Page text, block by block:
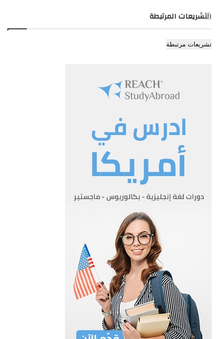
تخصص القروض والمساعدات المالية الانمائية المتعاقد عليها لتمويل
مشاريع محددة في هذا القانون ، ويستثنى من ذلك اتفاقيات
أ- يتم الانفاق من المخصصات المرصودة في هذا القانون بناء على
اوامر مالية عامة او خاصة وبموجب حوالات مالية شهرية
مصدقة من قبل مدير عام دائرة الموازنة العامة.
?ب- يجوز اصدار حوالات مالية بمخصصات اكثر من شهر واحد
للنفقات الجارية او الرأسمالية اذا توفرت اسباب خاصة لتجاوز
مخصصات الشهر الواحد.
?ج- اذا انيط تنفيذ أي عمل وردت مخصصاته في فصل وزارة او دائرة
اخرى ، تنقل صلاحية الانفاق من المخصصات الواردة في الحوالة
المالية المصدقة الى المسؤول عن الانفاق في الوزارة او
الدائرة او الجهة الرسمية الاخرى المنفذة بموجب حوالة نقل عهدة
مصدقة من مدير عام دائرة الموازنة العامة.
?د- لا يجوز استعمال المخصصات المرصودة في هذا القانون لغير
الاغراض المحددة لها ، ولا يجوز تجاوز المخصصات الواردة
في الحوالات المالية الصادرة.
هـ- لا يجوز عقد أي نفقة او صرف أي سلفة ليس لها مخصصات في
هذا القانون واذا اقتضت المصلحة العامة لصرف نفقات اضافية
فيتوجب اصدار قانون ملحق بهذا القانون قبل الصرف.
التشريعات المرتبطة
تشريعات مرتبطة